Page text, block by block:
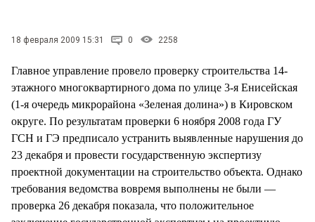
СТИЛЬ ЖИЗНИ
18 февраля 2009 15:31 0 2258
Главное управление провело проверку строительства 14-
этажного многоквартирного дома по улице 3-я Енисейская
(1-я очередь микрорайона «Зеленая долина») в Кировском
округе. По результатам проверки 6 ноября 2008 года ГУ
ГСН и ГЭ предписало устранить выявленные нарушения до
23 декабря и провести государственную экспертизу
проектной документации на строительство объекта. Однако
требования ведомства вовремя выполнены не были —
проверка 26 декабря показала, что положительное